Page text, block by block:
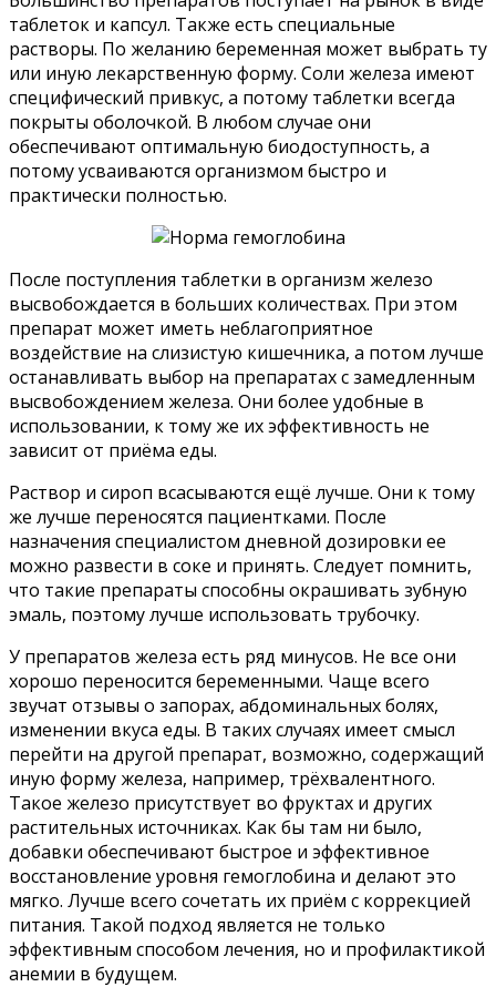
таблеток и капсул. Также есть специальные
растворы. По желанию беременная может выбрать ту
или иную лекарственную форму. Соли железа имеют
специфический привкус, а потому таблетки всегда
покрыты оболочкой. В любом случае они
обеспечивают оптимальную биодоступность, а
потому усваиваются организмом быстро и
практически полностью.
После поступления таблетки в организм железо
высвобождается в больших количествах. При этом
препарат может иметь неблагоприятное
воздействие на слизистую кишечника, а потом лучше
останавливать выбор на препаратах с замедленным
высвобождением железа. Они более удобные в
использовании, к тому же их эффективность не
зависит от приёма еды.
Раствор и сироп всасываются ещё лучше. Они к тому
же лучше переносятся пациентками. После
назначения специалистом дневной дозировки ее
можно развести в соке и принять. Следует помнить,
что такие препараты способны окрашивать зубную
эмаль, поэтому лучше использовать трубочку.
У препаратов железа есть ряд минусов. Не все они
хорошо переносится беременными. Чаще всего
звучат отзывы о запорах, абдоминальных болях,
изменении вкуса еды. В таких случаях имеет смысл
перейти на другой препарат, возможно, содержащий
иную форму железа, например, трёхвалентного.
Такое железо присутствует во фруктах и других
растительных источниках. Как бы там ни было,
добавки обеспечивают быстрое и эффективное
восстановление уровня гемоглобина и делают это
мягко. Лучше всего сочетать их приём с коррекцией
питания. Такой подход является не только
эффективным способом лечения, но и профилактикой
анемии в будущем.